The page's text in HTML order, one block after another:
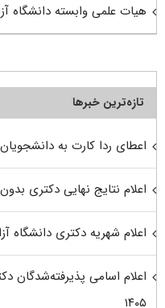
هیات علمی وابسته دانشگاه
تازه‌ترین خبرها
اعطای ردا کارت به دانشجویان
اعلام نتایج نهایی دکتری بدون
اعلام شهریه دکتری دانشگاه آزاد
اعلام اسامی پذیرفته‌شدگان
۱۴۰۵